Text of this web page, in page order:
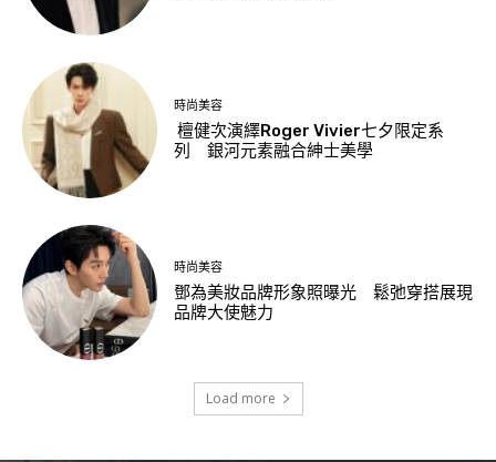
時尚美容
檀健次演繹Roger Vivier七夕限定系
列 銀河元素融合紳士美學
時尚美容
鄧為美妝品牌形象照曝光 鬆弛穿搭展現
品牌大使魅力
Load more